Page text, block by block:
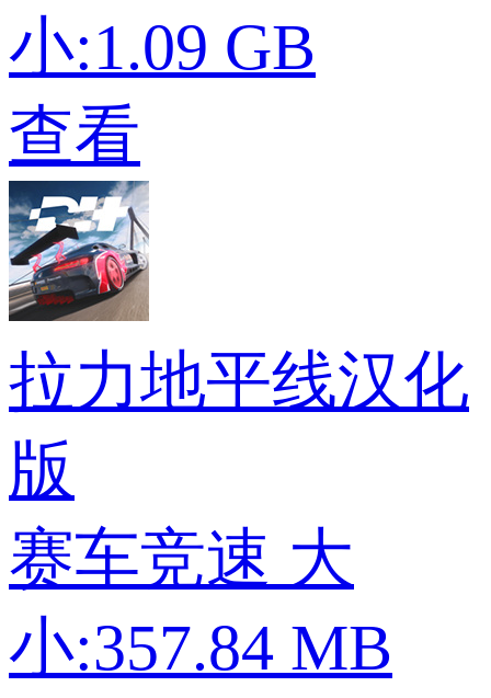
小:1.09 GB
查看
拉力地平线汉化
版
赛车竞速 大
小:357.84 MB